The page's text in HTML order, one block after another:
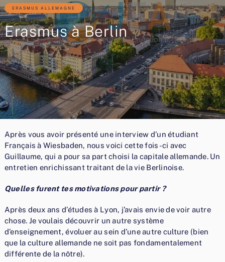
ERASMUS ALLEMAGNE
Erasmus à Berlin
Après vous avoir présenté une interview d’un étudiant
Français à Wiesbaden, nous voici cette fois-ci avec
Guillaume, qui a pour sa part choisi la capitale allemande. Un
entretien enrichissant traitant de la vie Berlinoise.
Quelles furent tes motivations pour partir ?
Après deux ans d’études à Lyon, j’avais envie de voir autre
chose. Je voulais découvrir un autre système
d’enseignement, évoluer au sein d’une autre culture (bien
que la culture allemande ne soit pas fondamentalement
différente de la nôtre).